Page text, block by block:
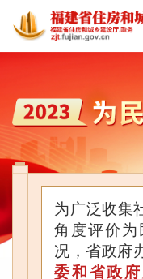
为广泛收集
角度评价
况，省政府
委和省政